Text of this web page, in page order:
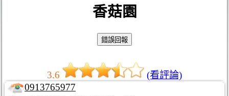
香菇園
3.6
(看評論)
0913765977